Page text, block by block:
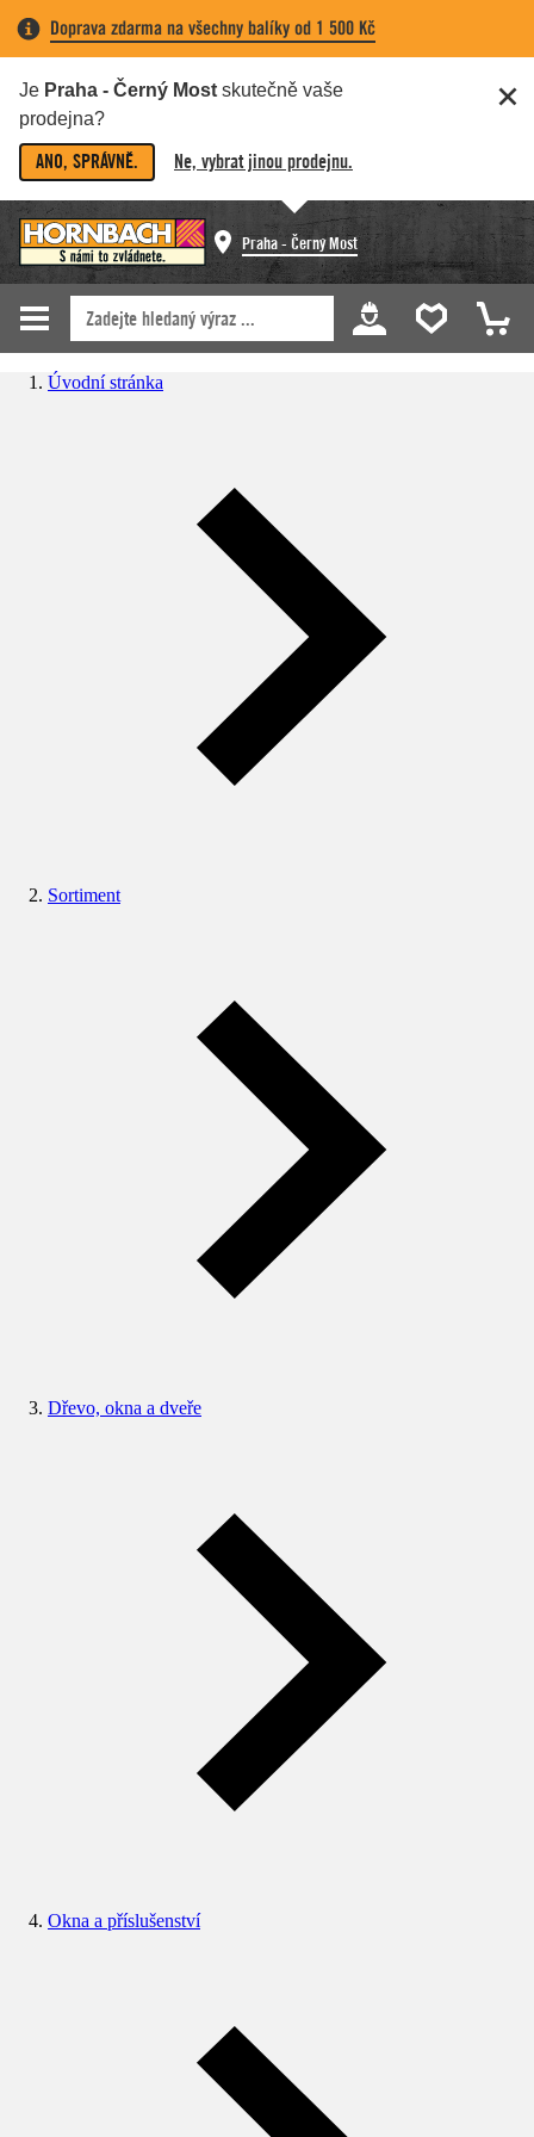
Doprava zdarma na všechny balíky od 1 500 Kč
Je Praha - Černý Most skutečně vaše
prodejna?
ANO, SPRÁVNĚ. Ne, vybrat jinou prodejnu.
Praha - Černý Most
Úvodní stránka
Sortiment
Dřevo, okna a dveře
Okna a příslušenství